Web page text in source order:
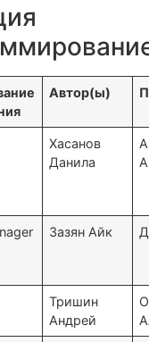
Автор(ы)
Хасанов
Данила
Зазян Айк
Тришин
Андрей